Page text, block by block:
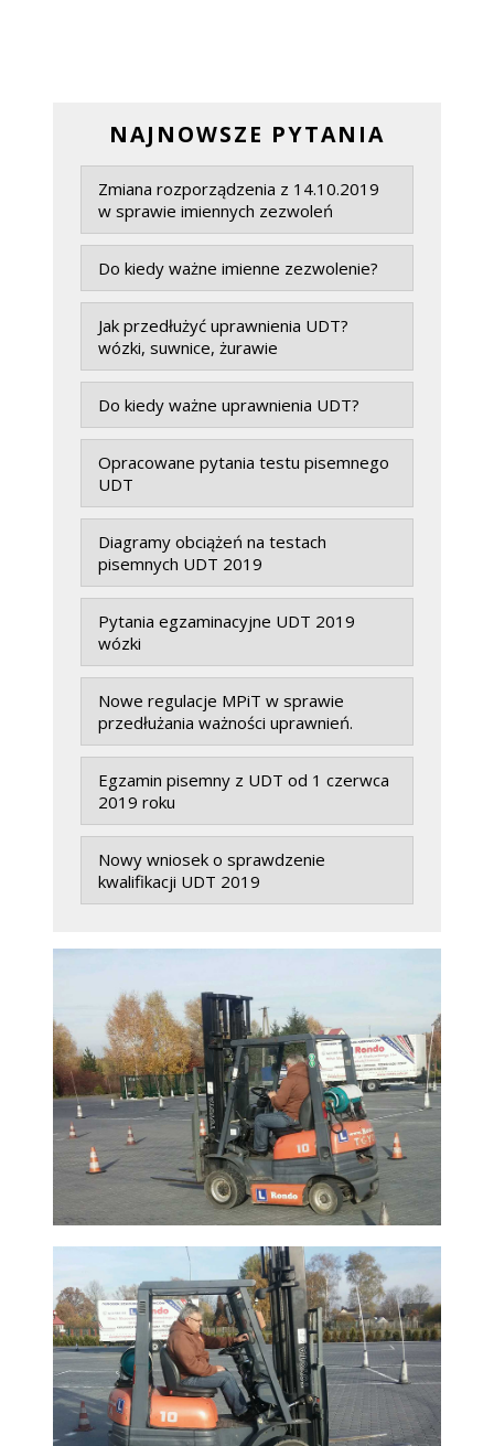
NAJNOWSZE PYTANIA
Zmiana rozporządzenia z 14.10.2019
w sprawie imiennych zezwoleń
Do kiedy ważne imienne zezwolenie?
Jak przedłużyć uprawnienia UDT?
wózki, suwnice, żurawie
Do kiedy ważne uprawnienia UDT?
Opracowane pytania testu pisemnego
UDT
Diagramy obciążeń na testach
pisemnych UDT 2019
Pytania egzaminacyjne UDT 2019
wózki
Nowe regulacje MPiT w sprawie
przedłużania ważności uprawnień.
Egzamin pisemny z UDT od 1 czerwca
2019 roku
Nowy wniosek o sprawdzenie
kwalifikacji UDT 2019